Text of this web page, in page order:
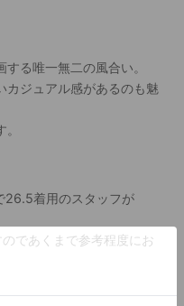
る唯一無二の風合い。
カジュアル感があるのも魅
26.5着用のスタッフが
であくまで参考程度にお